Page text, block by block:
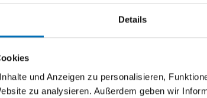
Details
und Anzeigen zu personalisieren,
zu analysieren. Außerdem geben wir